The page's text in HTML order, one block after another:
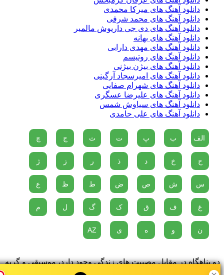
دانلود آهنگ های میرکا محمدی
دانلود آهنگ های محمد شرفی
دانلود آهنگ های دی جی داریوش مالمیر
دانلود آهنگ های بهانه
دانلود آهنگ های مهدی دارابی
دانلود آهنگ های روتیسم
دانلود آهنگ های بیژن بیژنی
دانلود آهنگ های امیرسجاد آرگینی
دانلود آهنگ های شهرام صفایی
دانلود آهنگ های علیرضا عسگری
دانلود آهنگ های سیاوش شمس
دانلود آهنگ های علی حامدی
الف ب پ ت ث ج چ
ح خ ژ
س ش ص ض ط ظ
ف ق ک گ ل م
ن ه ی AZ
دو پناهگاه در مقابل مصیبت های زندگی وجود دارد، موسیقی و گربه
ها...